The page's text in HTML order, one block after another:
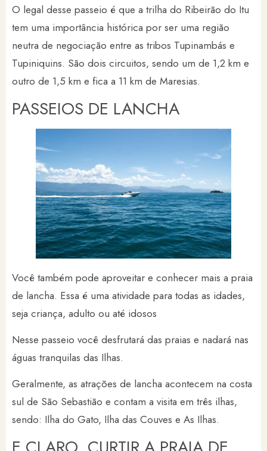
O legal desse passeio é que a trilha do Ribeirão do Itu
tem uma importância histórica por ser uma região
neutra de negociação entre as tribos Tupinambás e
Tupiniquins. São dois circuitos, sendo um de 1,2 km e
outro de 1,5 km e fica a 11 km de Maresias.
PASSEIOS DE LANCHA
Você também pode aproveitar e conhecer mais a praia
de lancha. Essa é uma atividade para todas as idades,
seja criança, adulto ou até idosos
Nesse passeio você desfrutará das praias e nadará nas
águas tranquilas das Ilhas.
Geralmente, as atrações de lancha acontecem na costa
sul de São Sebastião e contam a visita em três ilhas,
sendo: Ilha do Gato, Ilha das Couves e As Ilhas.